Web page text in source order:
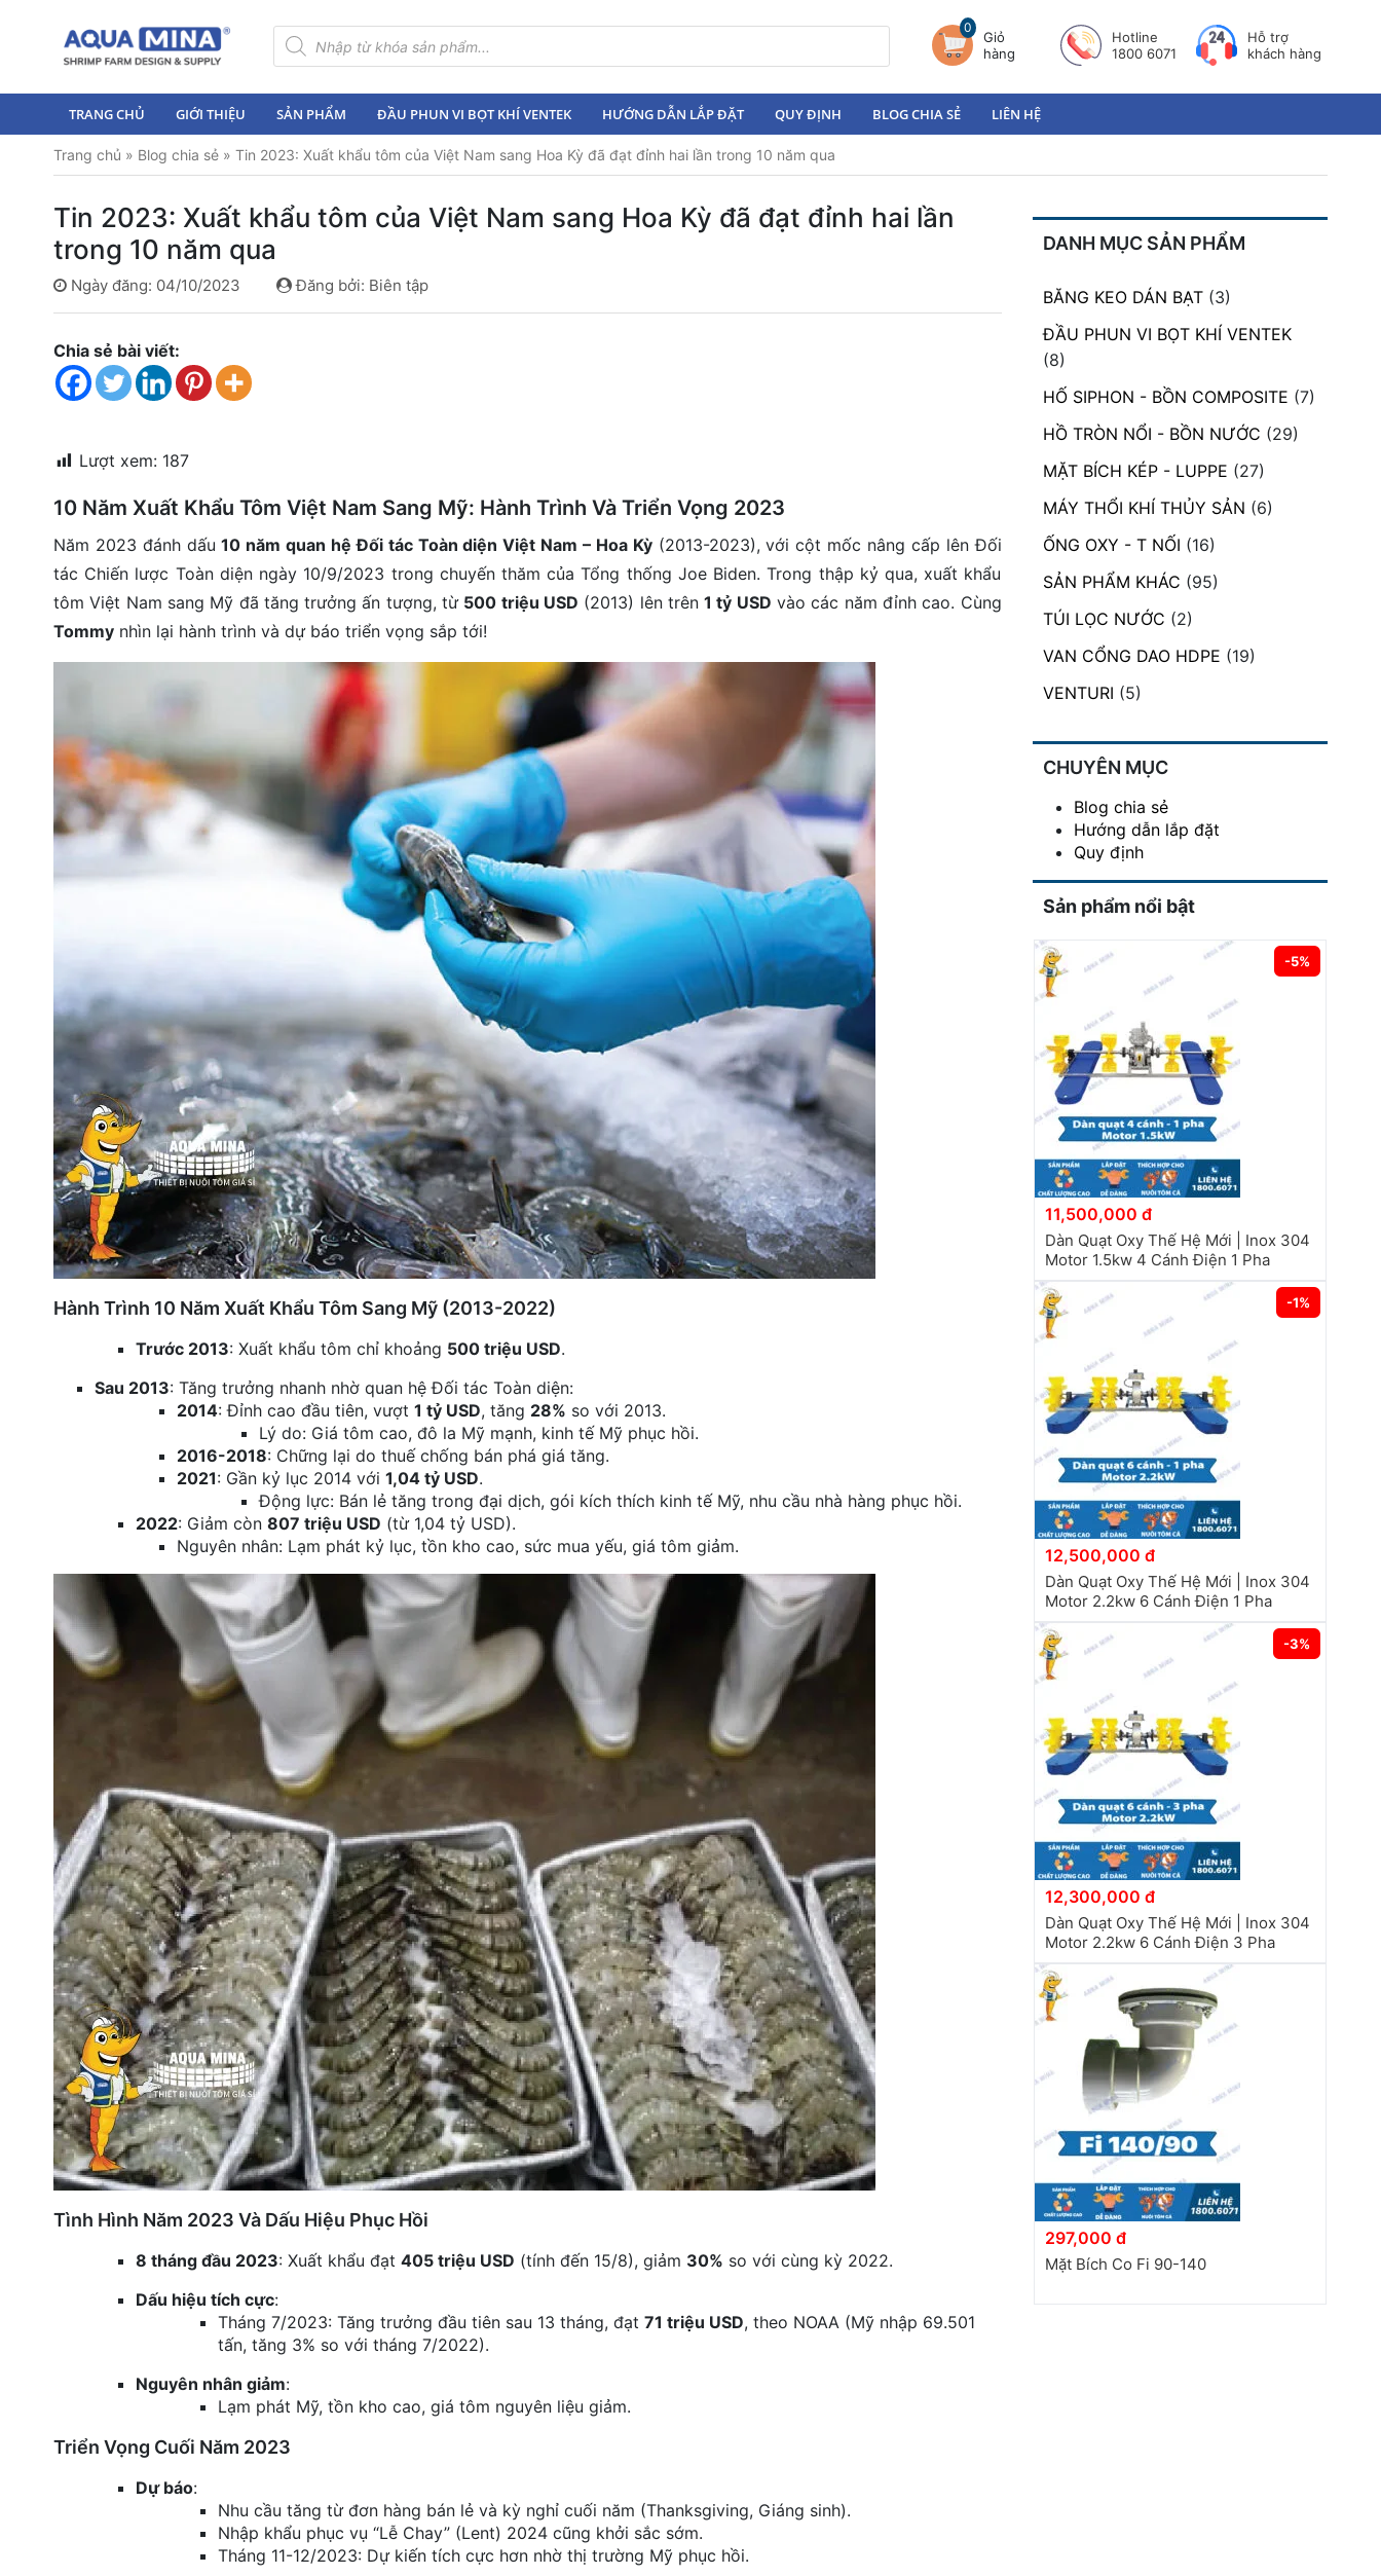
Ventek
Tìm
kiếm
sản
0
Giỏ
hàng
Hotline
1800 6071
Hỗ trợ
khách hàng
TRANG CHỦ GIỚI THIỆU SẢN PHẨM ĐẦU PHUN VI BỌT KHÍ VENTEK HƯỚNG DẪN LẮP ĐẶT QUY ĐỊNH BLOG CHIA SẺ LIÊN HỆ
Trang chủ » Blog chia sẻ » Tin 2023: Xuất khẩu tôm của Việt Nam sang Hoa Kỳ đã đạt đỉnh hai lần trong 10 năm qua
Tin 2023: Xuất khẩu tôm của Việt Nam sang Hoa Kỳ đã đạt đỉnh hai lần
trong 10 năm qua
Ngày đăng: 04/10/2023 Đăng bởi: Biên tập
Chia sẻ bài viết:
Lượt xem: 187
10 Năm Xuất Khẩu Tôm Việt Nam Sang Mỹ: Hành Trình Và Triển Vọng 2023
Năm 2023 đánh dấu10 năm quan hệ Đối tác Toàn diện Việt Nam – Hoa Kỳ(2013-2023), với cột mốc nâng cấp lên Đối
tác Chiến lược Toàn diện ngày 10/9/2023 trong chuyến thăm của Tổng thống Joe Biden. Trong thập kỷ qua, xuất khẩu
tôm Việt Nam sang Mỹ đã tăng trưởng ấn tượng, từ 500 triệu USD (2013) lên trên1 tỷ USD vào các năm đỉnh cao. Cùng
Tommy nhìn lại hành trình và dự báo triển vọng sắp tới!
Hành Trình 10 Năm Xuất Khẩu Tôm Sang Mỹ (2013-2022)
Trước 2013: Xuất khẩu tôm chỉ khoảng 500 triệu USD.
Sau 2013: Tăng trưởng nhanh nhờ quan hệ Đối tác Toàn diện:
2014: Đỉnh cao đầu tiên, vượt 1 tỷ USD, tăng 28% so với 2013.
Lý do: Giá tôm cao, đô la Mỹ mạnh, kinh tế Mỹ phục hồi.
2016-2018: Chững lại do thuế chống bán phá giá tăng.
2021: Gần kỷ lục 2014 với 1,04 tỷ USD.
Động lực: Bán lẻ tăng trong đại dịch, gói kích thích kinh tế Mỹ, nhu cầu nhà hàng phục hồi.
2022: Giảm còn 807 triệu USD (từ 1,04 tỷ USD).
Nguyên nhân: Lạm phát kỷ lục, tồn kho cao, sức mua yếu, giá tôm giảm.
Tình Hình Năm 2023 Và Dấu Hiệu Phục Hồi
8 tháng đầu 2023: Xuất khẩu đạt 405 triệu USD (tính đến 15/8), giảm 30% so với cùng kỳ 2022.
Dấu hiệu tích cực:
Tháng 7/2023: Tăng trưởng đầu tiên sau 13 tháng, đạt 71 triệu USD, theo NOAA (Mỹ nhập 69.501
tấn, tăng 3% so với tháng 7/2022).
Nguyên nhân giảm:
Lạm phát Mỹ, tồn kho cao, giá tôm nguyên liệu giảm.
Triển Vọng Cuối Năm 2023
Dự báo:
Nhu cầu tăng từ đơn hàng bán lẻ và kỳ nghỉ cuối năm (Thanksgiving, Giáng sinh).
Nhập khẩu phục vụ “Lễ Chay” (Lent) 2024 cũng khởi sắc sớm.
Tháng 11-12/2023: Dự kiến tích cực hơn nhờ thị trường Mỹ phục hồi.
DANH MỤC SẢN PHẨM
BĂNG KEO DÁN BẠT (3)
ĐẦU PHUN VI BỌT KHÍ VENTEK
(8)
HỐ SIPHON - BỒN COMPOSITE (7)
HỒ TRÒN NỔI - BỒN NƯỚC (29)
MẶT BÍCH KÉP - LUPPE (27)
MÁY THỔI KHÍ THỦY SẢN (6)
ỐNG OXY - T NỐI (16)
SẢN PHẨM KHÁC (95)
TÚI LỌC NƯỚC (2)
VAN CỔNG DAO HDPE (19)
VENTURI (5)
CHUYÊN MỤC
Blog chia sẻ
Hướng dẫn lắp đặt
Quy định
Sản phẩm nổi bật
-5%
11,500,000 đ
Dàn Quạt Oxy Thế Hệ Mới | Inox 304
Motor 1.5kw 4 Cánh Điện 1 Pha
-1%
12,500,000 đ
Dàn Quạt Oxy Thế Hệ Mới | Inox 304
Motor 2.2kw 6 Cánh Điện 1 Pha
-3%
12,300,000 đ
Dàn Quạt Oxy Thế Hệ Mới | Inox 304
Motor 2.2kw 6 Cánh Điện 3 Pha
297,000 đ
Mặt Bích Co Fi 90-140